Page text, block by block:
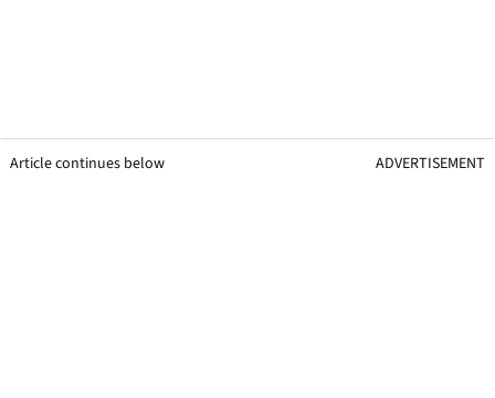
Article continues below ADVERTISEMENT